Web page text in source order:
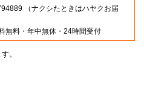
（ナクシたときはハヤクお届
無料・年中無休・24時間受付
。